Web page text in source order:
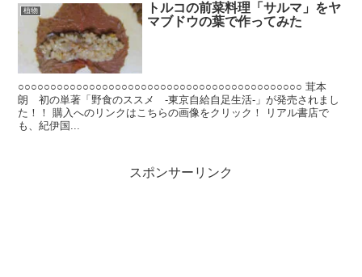
植物
トルコの前菜料理「サルマ」をヤ
マブドウの葉で作ってみた
○○○○○○○○○○○○○○○○○○○○○○○○○○○○○○○○○○○○○○○○○○○○ 茸本
朗 初の単著「野食のススメ -東京自給自足生活-」が発売されまし
た！！ 購入へのリンクはこちらの画像をクリック！ リアル書店で
も、紀伊国...
スポンサーリンク